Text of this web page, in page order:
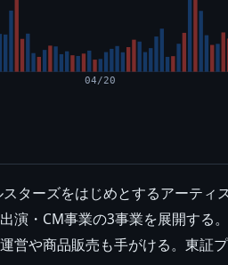
04/20
ターズをはじめとするアーテ
演・CM事業の3事業を展開す
や商品販売も手がける。東証プ